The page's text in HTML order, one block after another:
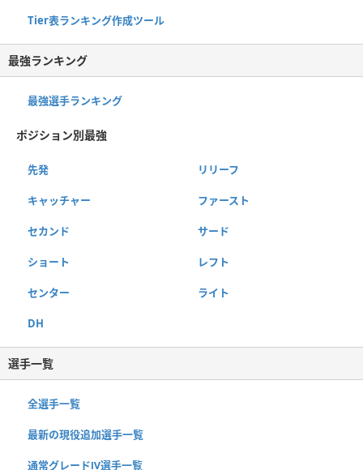
Tier表ランキング作成ツール
最強ランキング
最強選手ランキング
ポジション別最強
先発 リリーフ
キャッチャー ファースト
セカンド サード
ショート レフト
センター ライト
DH
選手一覧
全選手一覧
最新の現役追加選手一覧
通常グレードⅣ選手一覧